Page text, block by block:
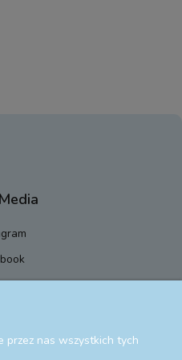
przez nas wszystkich tych